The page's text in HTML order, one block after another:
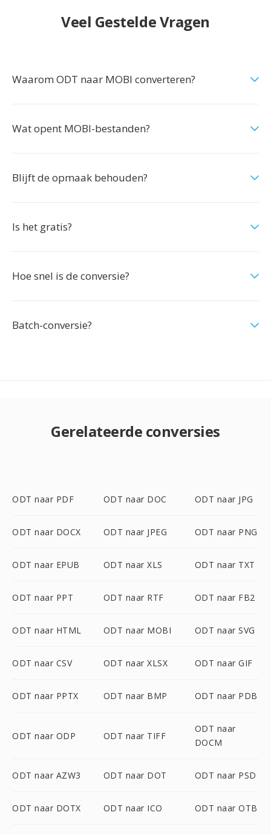
Veel Gestelde Vragen
Waarom ODT naar MOBI converteren?
Wat opent MOBI-bestanden?
Blijft de opmaak behouden?
Is het gratis?
Hoe snel is de conversie?
Batch-conversie?
Gerelateerde conversies
ODT naar PDF ODT naar DOC ODT naar JPG
ODT naar DOCX ODT naar JPEG ODT naar PNG
ODT naar EPUB ODT naar XLS ODT naar TXT
ODT naar PPT ODT naar RTF ODT naar FB2
ODT naar HTML ODT naar MOBI ODT naar SVG
ODT naar CSV ODT naar XLSX ODT naar GIF
ODT naar PPTX ODT naar BMP ODT naar PDB
ODT naar ODP ODT naar TIFF
ODT naar
DOCM
ODT naar AZW3 ODT naar DOT ODT naar PSD
ODT naar DOTX ODT naar ICO ODT naar OTB